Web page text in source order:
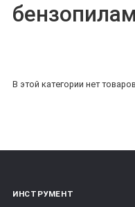
бензопилам
В этой категории нет товаров.
ИНСТРУМЕНТ